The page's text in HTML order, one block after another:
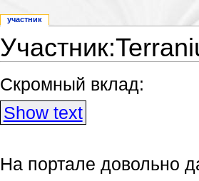
Скромный вклад:
Show text
На портале довольно
участник